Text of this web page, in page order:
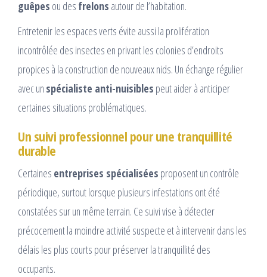
guêpes ou des frelons autour de l’habitation.
Entretenir les espaces verts évite aussi la prolifération
incontrôlée des insectes en privant les colonies d’endroits
propices à la construction de nouveaux nids. Un échange régulier
avec un spécialiste anti-nuisibles peut aider à anticiper
certaines situations problématiques.
Un suivi professionnel pour une tranquillité
durable
Certaines entreprises spécialisées proposent un contrôle
périodique, surtout lorsque plusieurs infestations ont été
constatées sur un même terrain. Ce suivi vise à détecter
précocement la moindre activité suspecte et à intervenir dans les
délais les plus courts pour préserver la tranquillité des
occupants.